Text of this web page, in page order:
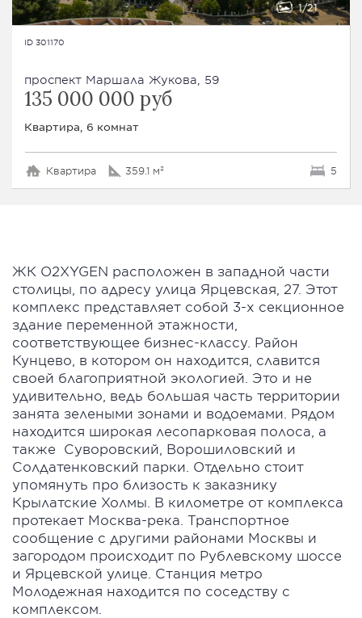
1 21
ID 301170
проспект Маршала Жукова, 59
135 000 000 руб
Квартира, 6 комнат
Квартира 359.1 м² 5
ЖК O2XYGEN расположен в западной части
столицы, по адресу улица Ярцевская, 27. Этот
комплекс представляет собой 3-х секционное
здание переменной этажности,
соответствующее бизнес-классу. Район
Кунцево, в котором он находится, славится
своей благоприятной экологией. Это и не
удивительно, ведь большая часть территории
занята зелеными зонами и водоемами. Рядом
находится широкая лесопарковая полоса, а
также Суворовский, Ворошиловский и
Солдатенковский парки. Отдельно стоит
упомянуть про близость к заказнику
Крылатские Холмы. В километре от комплекса
протекает Москва-река. Транспортное
сообщение с другими районами Москвы и
загородом происходит по Рублевскому шоссе
и Ярцевской улице. Станция метро
Молодежная находится по соседству с
комплексом.